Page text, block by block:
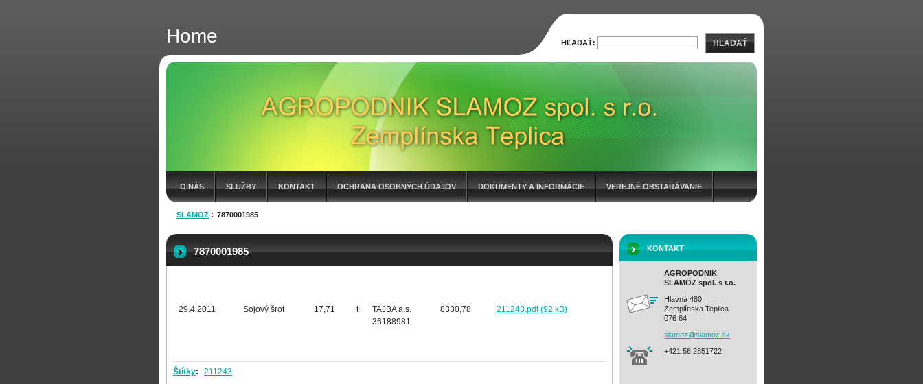
Home
O NÁS SLUŽBY KONTAKT OCHRANA OSOBNÝCH ÚDAJOV DOKUMENTY A INFORMÁCIE VEREJNÉ OBSTARÁVANIE
FAKTÚRY 2026
SLAMOZ 7870001985
7870001985
29.4.2011 Sojový šrot 17,71 t
TAJBA a.s.
36188981
8330,78 211243.pdf (92 kB)
Štítky: 211243
KONTAKT
AGROPODNIK
SLAMOZ spol. s r.o.
Hlavná 480
Zemplínska Teplica
076 64
slamoz@slamoz.sk
+421 56 2851722
HĽADAŤ: HĽADAŤ